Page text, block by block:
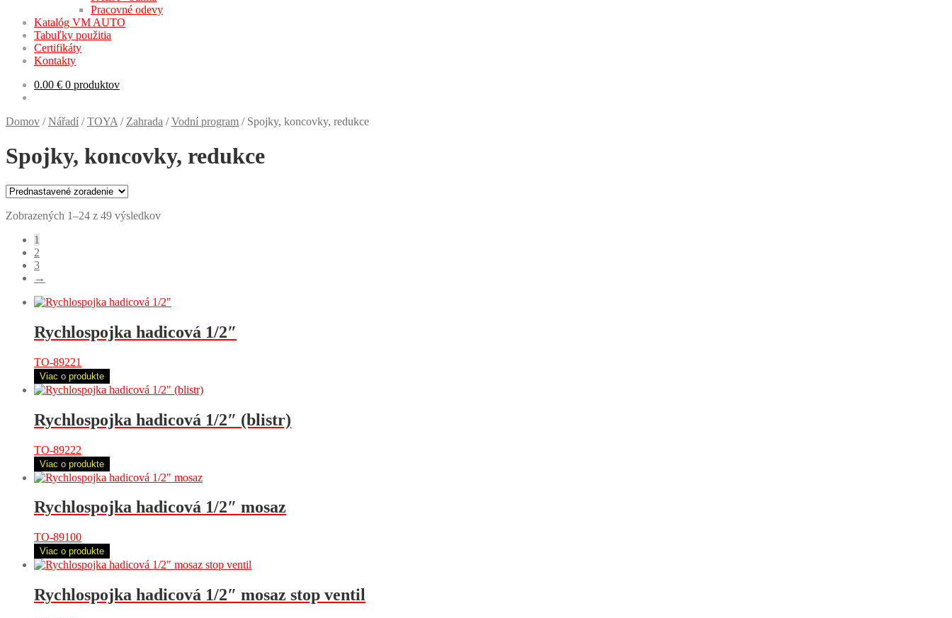
Pracovné odevy
Katalóg VM AUTO
Tabuľky použitia
Certifikáty
Kontakty
0.00 € 0 produktov
Domov /Nářadí /TOYA / Zahrada /Vodní program / Spojky, koncovky, redukce
Spojky, koncovky, redukce
Zobrazených 1–24 z 49 výsledkov
1
2
3
→
Rychlospojka hadicová 1/2″
TO-89221
Viac o produkte
Rychlospojka hadicová 1/2″ (blistr)
TO-89222
Viac o produkte
Rychlospojka hadicová 1/2″ mosaz
TO-89100
Viac o produkte
Rychlospojka hadicová 1/2″ mosaz stop ventil